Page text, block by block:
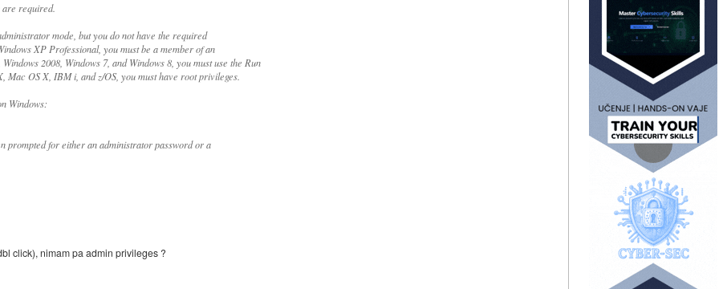
required.
mode, but you do not have the required
XP Professional, you must be a member of an
2008, Windows 7, and Windows 8, you must use the Run
OS X, IBM i, and z/OS, you must have root privileges.
Windows:
prompted for either an administrator password or a
click), nimam pa admin privileges ?